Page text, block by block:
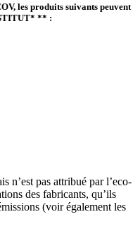
les produits suivants peuvent
** :
pas attribué par l’eco-
des fabricants, qu’ils
(voir également les